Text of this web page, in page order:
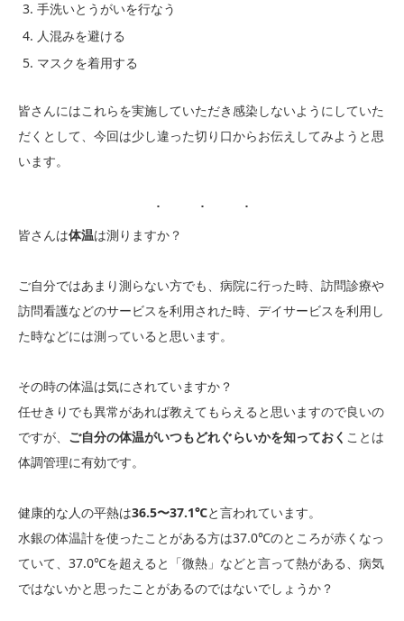
手洗いとうがいを行なう
人混みを避ける
マスクを着用する
皆さんにはこれらを実施していただき感染しないようにしていた
だくとして、今回は少し違った切り口からお伝えしてみようと思
います。
皆さんは体温は測りますか？
ご自分ではあまり測らない方でも、病院に行った時、訪問診療や
訪問看護などのサービスを利用された時、デイサービスを利用し
た時などには測っていると思います。
その時の体温は気にされていますか？
任せきりでも異常があれば教えてもらえると思いますので良いの
ですが、 ご自分の体温がいつもどれぐらいかを知っておく ことは
体調管理に有効です。
健康的な人の平熱は36.5〜37.1℃と言われています。
水銀の体温計を使ったことがある方は37.0℃のところが赤くなっ
ていて、37.0℃を超えると「微熱」などと言って熱がある、病気
ではないかと思ったことがあるのではないでしょうか？